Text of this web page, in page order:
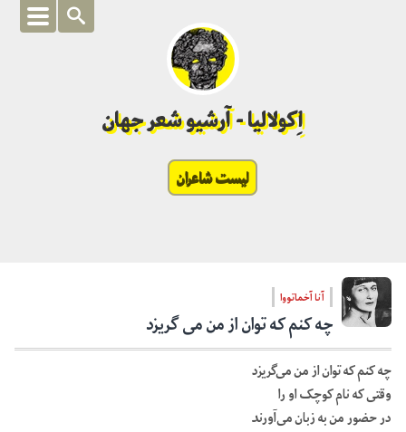
اِکولالیا - آرشیو شعر جهان
لیست شاعران
آنا آخماتووا
چه کنم که توان از من می گریزد
چه کنم که توان از من می‌گریزد
وقتی که نام کوچک او را
در حضور من به زبان می‌آورند